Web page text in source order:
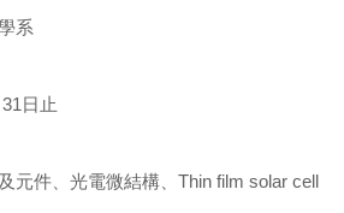
系
日止
元件、光電微結構、Thin film solar cell